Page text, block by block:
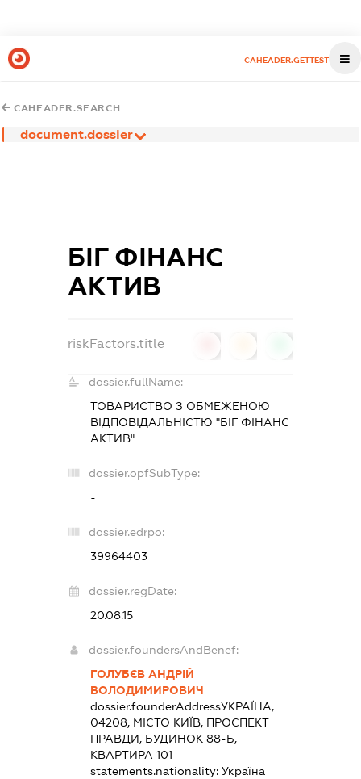
CAHEADER.GETTEST
CAHEADER.SEARCH
document.dossier
БІГ ФІНАНС
АКТИВ
riskFactors.title
dossier.fullName:
ТОВАРИСТВО З ОБМЕЖЕНОЮ
ВІДПОВІДАЛЬНІСТЮ "БІГ ФІНАНС
АКТИВ"
dossier.opfSubType:
-
dossier.edrpo:
39964403
dossier.regDate:
20.08.15
dossier.foundersAndBenef:
ГОЛУБЄВ АНДРІЙ
ВОЛОДИМИРОВИЧ
dossier.founderAddressУКРАЇНА,
04208, МІСТО КИЇВ, ПРОСПЕКТ
ПРАВДИ, БУДИНОК 88-Б,
КВАРТИРА 101
statements.nationality: Україна